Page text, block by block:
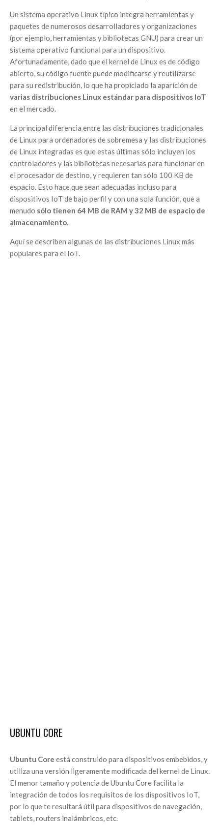
Un sistema operativo Linux típico integra herramientas y
paquetes de numerosos desarrolladores y organizaciones
(por ejemplo, herramientas y bibliotecas GNU) para crear un
sistema operativo funcional para un dispositivo.
Afortunadamente, dado que el kernel de Linux es de código
abierto, su código fuente puede modificarse y reutilizarse
para su redistribución, lo que ha propiciado la aparición de
varias distribuciones Linux estándar para dispositivos IoT
en el mercado.
La principal diferencia entre las distribuciones tradicionales
de Linux para ordenadores de sobremesa y las distribuciones
de Linux integradas es que estas últimas sólo incluyen los
controladores y las bibliotecas necesarias para funcionar en
el procesador de destino, y requieren tan sólo 100 KB de
espacio. Esto hace que sean adecuadas incluso para
dispositivos IoT de bajo perfil y con una sola función, que a
menudo sólo tienen 64 MB de RAM y 32 MB de espacio de
almacenamiento.
Aquí se describen algunas de las distribuciones Linux más
populares para el IoT.
UBUNTU CORE
Ubuntu Core está construido para dispositivos embebidos, y
utiliza una versión ligeramente modificada del kernel de Linux.
El menor tamaño y potencia de Ubuntu Core facilita la
integración de todos los requisitos de los dispositivos IoT,
por lo que te resultará útil para dispositivos de navegación,
tablets, routers inalámbricos, etc.